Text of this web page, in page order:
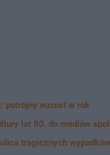
potrójny wzrost w rok
lat 80. do mediów
tragicznych wypadków